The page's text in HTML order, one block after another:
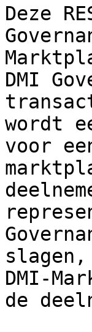
Deze
DMI
wordt
voor
DMI-
de